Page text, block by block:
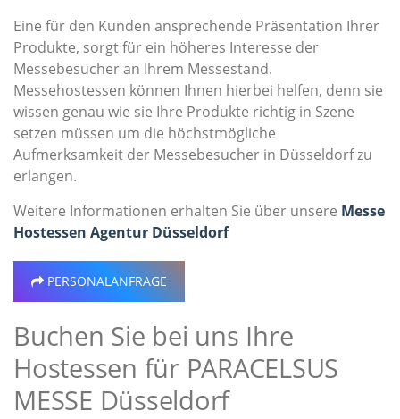
Eine für den Kunden ansprechende Präsentation Ihrer
Produkte, sorgt für ein höheres Interesse der
Messebesucher an Ihrem Messestand.
Messehostessen können Ihnen hierbei helfen, denn sie
wissen genau wie sie Ihre Produkte richtig in Szene
setzen müssen um die höchstmögliche
Aufmerksamkeit der Messebesucher in Düsseldorf zu
erlangen.
Weitere Informationen erhalten Sie über unsere Messe
Hostessen Agentur Düsseldorf
PERSONALANFRAGE
Buchen Sie bei uns Ihre
Hostessen für PARACELSUS
MESSE Düsseldorf